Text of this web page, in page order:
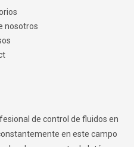
nosotros
de control de fluidos en
en este campo